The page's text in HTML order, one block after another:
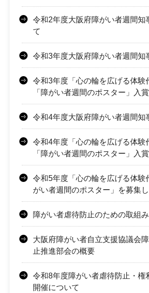
令和2年度大阪府障がい者週間知
て
令和3年度大阪府障がい者週間知
令和3年度「心の輪を広げる体験
「障がい者週間のポスター」入
令和4年度大阪府障がい者週間知
令和4年度「心の輪を広げる体験
「障がい者週間のポスター」入
令和5年度「心の輪を広げる体験
がい者週間のポスター」を募集
障がい者虐待防止のための取組み
大阪府障がい者自立支援協議会
止推進部会の概要
令和8年度障がい者虐待防止・権
開催について